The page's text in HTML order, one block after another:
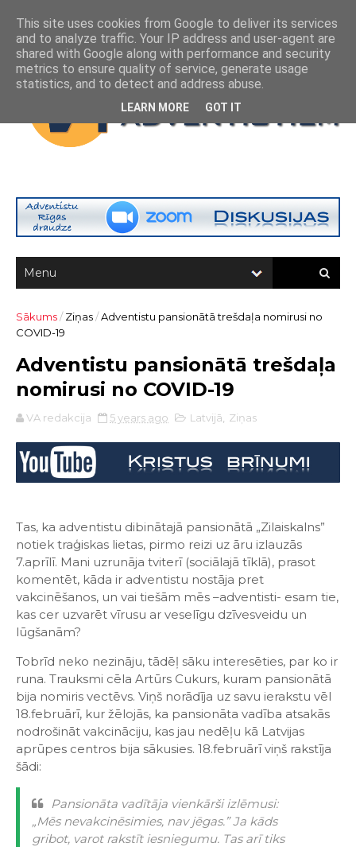
Sākums/ Ziņas/Adventistu pansionātā trešdaļa nomirusi no
COVID-19
Adventistu pansionātā trešdaļa
nomirusi no COVID-19
VA redakcija 5 years ago Latvijā, Ziņas
Tas, ka adventistu dibinātajā pansionātā „Zilaiskalns”
notiek traģiskas lietas, pirmo reizi uz āru izlauzās
7.aprīlī. Mani uzrunāja tviterī (sociālajā tīklā), prasot
komentēt, kāda ir adventistu nostāja pret
vakcinēšanos, un vai tiešām mēs –adventisti- esam tie,
kas cer uzvarēt vīrusu ar veselīgu dzīvesveidu un
lūgšanām?
Tobrīd neko nezināju, tādēļ sāku interesēties, par ko ir
runa. Trauksmi cēla Artūrs Cukurs, kuram pansionātā
bija nomiris vectēvs. Viņš norādīja uz savu ierakstu vēl
18.februārī, kur žēlojās, ka pansionāta vadība atsakās
nodrošināt vakcināciju, kas jau nedēļu kā Latvijas
aprūpes centros bija sākusies. 18.februārī viņš rakstīja
šādi:
Pansionāta vadītāja vienkārši izlēmusi:
„Mēs nevakcinēsimies, nav jēgas.” Ja kāds
gribot, varot rakstīt iesniegumu. Tas arī tiks
This site uses cookies from Google to deliver its services
and to analyze traffic. Your IP address and user-agent are
shared with Google along with performance and security
metrics to ensure quality of service, generate usage
statistics, and to detect and address abuse.
LEARN MORE GOT IT